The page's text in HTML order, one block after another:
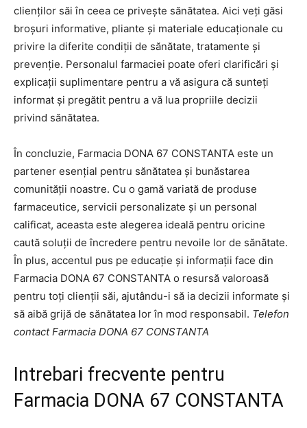
clienților săi în ceea ce privește sănătatea. Aici veți găsi
broșuri informative, pliante și materiale educaționale cu
privire la diferite condiții de sănătate, tratamente și
prevenție. Personalul farmaciei poate oferi clarificări și
explicații suplimentare pentru a vă asigura că sunteți
informat și pregătit pentru a vă lua propriile decizii
privind sănătatea.
În concluzie, Farmacia DONA 67 CONSTANTA este un
partener esențial pentru sănătatea și bunăstarea
comunității noastre. Cu o gamă variată de produse
farmaceutice, servicii personalizate și un personal
calificat, aceasta este alegerea ideală pentru oricine
caută soluții de încredere pentru nevoile lor de sănătate.
În plus, accentul pus pe educație și informații face din
Farmacia DONA 67 CONSTANTA o resursă valoroasă
pentru toți clienții săi, ajutându-i să ia decizii informate și
să aibă grijă de sănătatea lor în mod responsabil. Telefon
contact Farmacia DONA 67 CONSTANTA
Intrebari frecvente pentru
Farmacia DONA 67 CONSTANTA